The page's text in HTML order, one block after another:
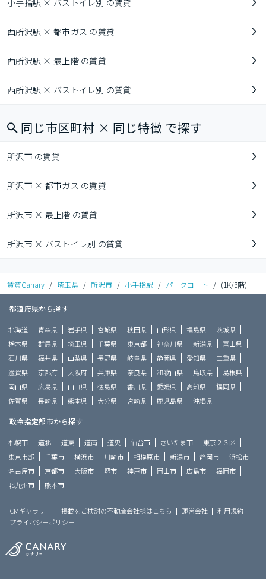
小手指駅 × バストイレ別 の賃貸
西所沢駅 × 都市ガス の賃貸
西所沢駅 × 最上階 の賃貸
西所沢駅 × バストイレ別 の賃貸
同じ市区町村 × 同じ特徴 で探す
所沢市 の賃貸
所沢市 × 都市ガス の賃貸
所沢市 × 最上階 の賃貸
所沢市 × バストイレ別 の賃貸
賃貸Canary / 埼玉県 / 所沢市 / 小手指駅 / パークコート / (1K/3階)
都道府県から探す
北海道 青森県 岩手県 宮城県 秋田県 山形県 福島県
茨城県
栃木県
群馬県 埼玉県 千葉県 東京都 神奈川県 新潟県
富山県
石川県
福井県 山梨県 長野県 岐阜県 静岡県 愛知県
三重県
滋賀県
京都府 大阪府 兵庫県 奈良県 和歌山県 鳥取県
島根県
岡山県
広島県 山口県 徳島県 香川県 愛媛県 高知県
福岡県
佐賀県
長崎県 熊本県 大分県 宮崎県 鹿児島県 沖縄県
政令指定都市から探す
札幌市 道北 道東 道南 道央 仙台市 さいたま市
東京２３区
東京市部
千葉市 横浜市 川崎市 相模原市 新潟市 静岡市
浜松市
名古屋市
京都市 大阪市 堺市 神戸市 岡山市 広島市
福岡市
北九州市
熊本市
CMギャラリー 掲載をご検討の不動産会社様はこちら 運営会社
利用規約
プライバシーポリシー